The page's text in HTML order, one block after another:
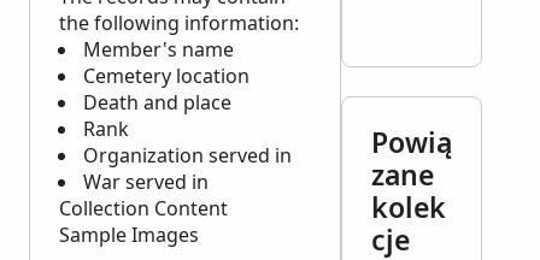
the following information:
Member's name
Cemetery location
Death and place
Rank
Organization served in
War served in
Collection Content
Sample Images
Powią
zane
kolek
cje